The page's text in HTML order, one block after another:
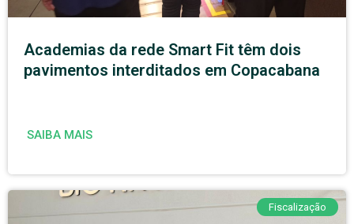
Academias da rede Smart Fit têm dois
pavimentos interditados em Copacabana
SAIBA MAIS
Fiscalização